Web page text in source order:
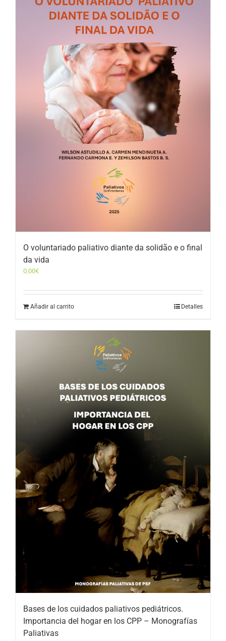
O voluntariado paliativo diante da solidão e o final
da vida
0,00€
Añadir al carrito Detalles
Bases de los cuidados paliativos pediátricos.
Importancia del hogar en los CPP – Monografías
Paliativas